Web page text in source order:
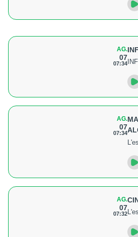
AG.
07
07:34
AG.
07
07:34
AG.
07
07:32